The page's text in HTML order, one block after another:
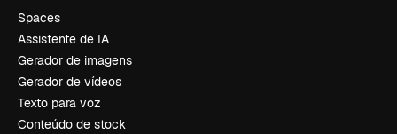
Spaces
Assistente de IA
Gerador de imagens
Gerador de vídeos
Texto para voz
Conteúdo de stock